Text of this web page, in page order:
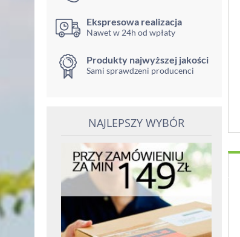
Ekspresowa realizacja
Nawet w 24h od wpłaty
Produkty najwyższej jakości
Sami sprawdzeni producenci
NAJLEPSZY WYBÓR